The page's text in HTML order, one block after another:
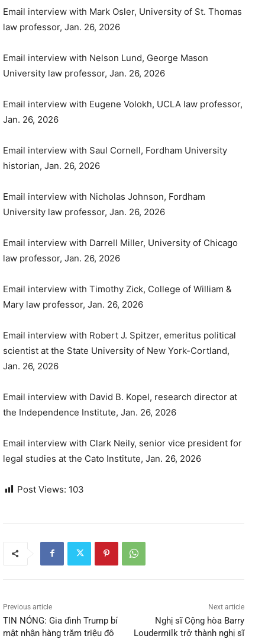
Email interview with Mark Osler, University of St. Thomas
law professor, Jan. 26, 2026
Email interview with Nelson Lund, George Mason
University law professor, Jan. 26, 2026
Email interview with Eugene Volokh, UCLA law professor,
Jan. 26, 2026
Email interview with Saul Cornell, Fordham University
historian, Jan. 26, 2026
Email interview with Nicholas Johnson, Fordham
University law professor, Jan. 26, 2026
Email interview with Darrell Miller, University of Chicago
law professor, Jan. 26, 2026
Email interview with Timothy Zick, College of William &
Mary law professor, Jan. 26, 2026
Email interview with Robert J. Spitzer, emeritus political
scientist at the State University of New York-Cortland,
Jan. 26, 2026
Email interview with David B. Kopel, research director at
the Independence Institute, Jan. 26, 2026
Email interview with Clark Neily, senior vice president for
legal studies at the Cato Institute, Jan. 26, 2026
Post Views: 103
Previous article
TIN NÓNG: Gia đình Trump bí
mật nhận hàng trăm triệu đô
Next article
Nghị sĩ Cộng hòa Barry
Loudermilk trở thành nghị sĩ